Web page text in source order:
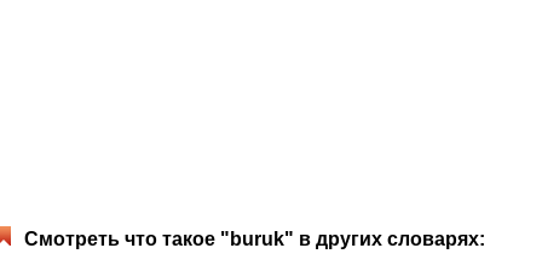
Смотреть что такое "buruk" в других словарях: